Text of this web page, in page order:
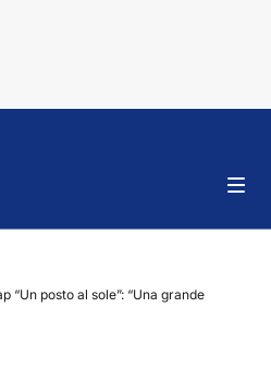
“Un posto al sole”: “Una grande